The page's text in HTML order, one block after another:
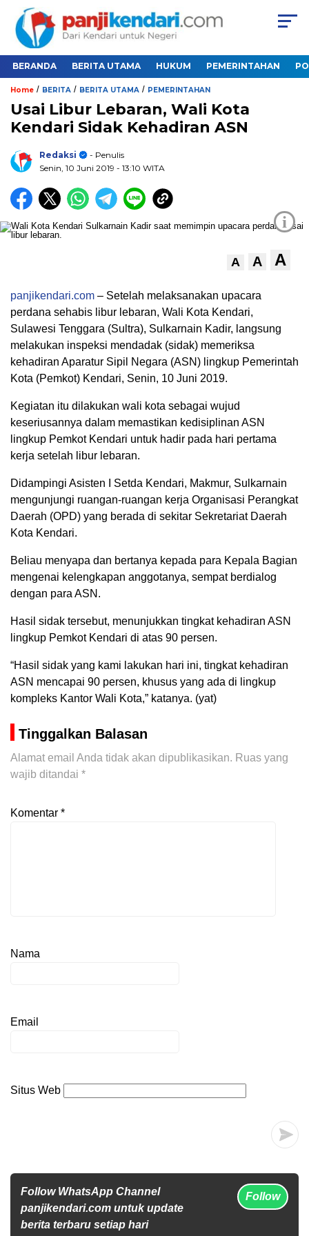
BERANDA BERITA UTAMA HUKUM PEMERINTAHAN
Home / BERITA / BERITA UTAMA / PEMERINTAHAN
Usai Libur Lebaran, Wali Kota
Kendari Sidak Kehadiran ASN
Redaksi
- Penulis
Senin, 10 Juni 2019 - 13:10 WITA
i
A A A
panjikendari.com – Setelah melaksanakan upacara
perdana sehabis libur lebaran, Wali Kota Kendari,
Sulawesi Tenggara (Sultra), Sulkarnain Kadir, langsung
melakukan inspeksi mendadak (sidak) memeriksa
kehadiran Aparatur Sipil Negara (ASN) lingkup Pemerintah
Kota (Pemkot) Kendari, Senin, 10 Juni 2019.
Kegiatan itu dilakukan wali kota sebagai wujud
keseriusannya dalam memastikan kedisiplinan ASN
lingkup Pemkot Kendari untuk hadir pada hari pertama
kerja setelah libur lebaran.
Didampingi Asisten I Setda Kendari, Makmur, Sulkarnain
mengunjungi ruangan-ruangan kerja Organisasi Perangkat
Daerah (OPD) yang berada di sekitar Sekretariat Daerah
Kota Kendari.
Beliau menyapa dan bertanya kepada para Kepala Bagian
mengenai kelengkapan anggotanya, sempat berdialog
dengan para ASN.
Hasil sidak tersebut, menunjukkan tingkat kehadiran ASN
lingkup Pemkot Kendari di atas 90 persen.
“Hasil sidak yang kami lakukan hari ini, tingkat kehadiran
ASN mencapai 90 persen, khusus yang ada di lingkup
kompleks Kantor Wali Kota,” katanya. (yat)
Tinggalkan Balasan
Alamat email Anda tidak akan dipublikasikan. Ruas yang
wajib ditandai *
Komentar *
Nama
Email
Situs Web
Follow WhatsApp Channel
panjikendari.com untuk update
berita terbaru setiap hari
Follow